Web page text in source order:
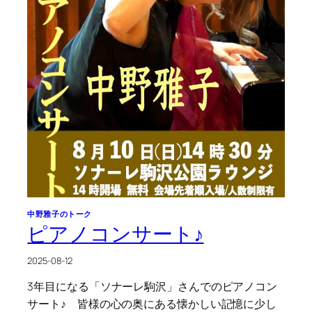
中野雅子のトーク
ピアノコンサート♪
2025-08-12
3年目になる「ソナーレ駒沢」さんでのピアノコン
サート♪ 皆様の心の奥にある懐かしい記憶に少し